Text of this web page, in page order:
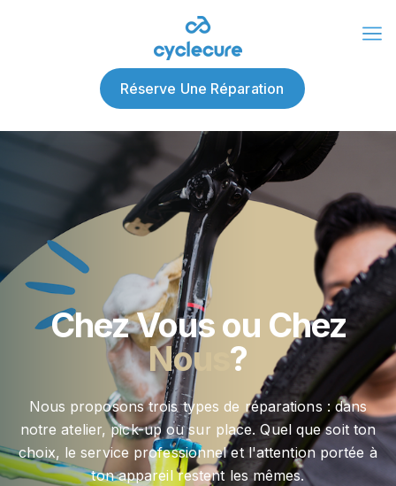
Réserve Une Réparation
Chez Vous ou Chez
Nous ?
Nous proposons trois types de réparations : dans
notre atelier, pick-up ou sur place. Quel que soit ton
choix, le service professionnel et l'attention portée à
ton appareil restent les mêmes.